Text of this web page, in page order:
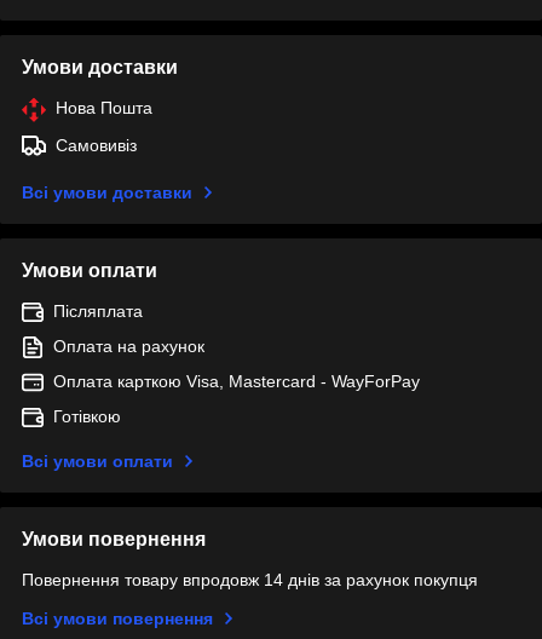
Умови доставки
Нова Пошта
Самовивіз
Всі умови доставки
Умови оплати
Післяплата
Оплата на рахунок
Оплата карткою Visa, Mastercard - WayForPay
Готівкою
Всі умови оплати
Умови повернення
Повернення товару впродовж 14 днів за рахунок покупця
Всі умови повернення